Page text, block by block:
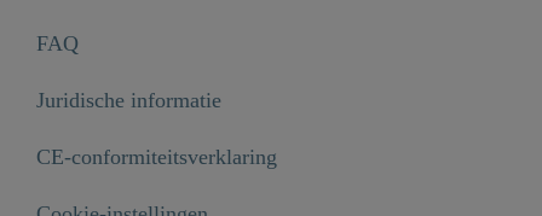
FAQ
Juridische informatie
CE-conformiteitsverklaring